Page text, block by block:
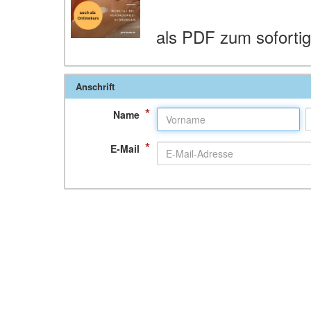
als PDF zum
Anschrift
Name *
E-Mail *